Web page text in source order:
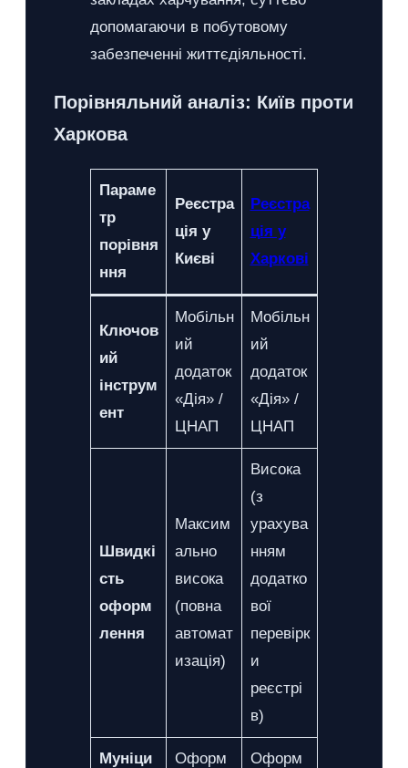
допомагаючи в побутовому
забезпеченні життєдіяльності.
Порівняльний аналіз: Київ проти
Харкова
Параме
тр
порівня
ння
Реєстра
ція у
Києві
Реєстра
ція у
Харкові
Ключов
ий
інструм
ент
Мобільн
ий
додаток
«Дія» /
ЦНАП
Мобільн
ий
додаток
«Дія» /
ЦНАП
Швидкі
сть
оформ
лення
Максим
ально
висока
(повна
автомат
изація)
Висока
(з
урахува
нням
додатко
вої
перевірк
и
реєстрі
в)
Муніци
Оформ
Оформ